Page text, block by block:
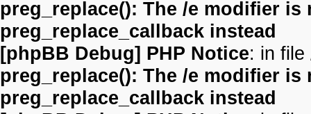
preg_replace(): The /e modifier
preg_replace_callback instead
[phpBB Debug] PHP Notice: in file
preg_replace(): The /e modifier
preg_replace_callback instead